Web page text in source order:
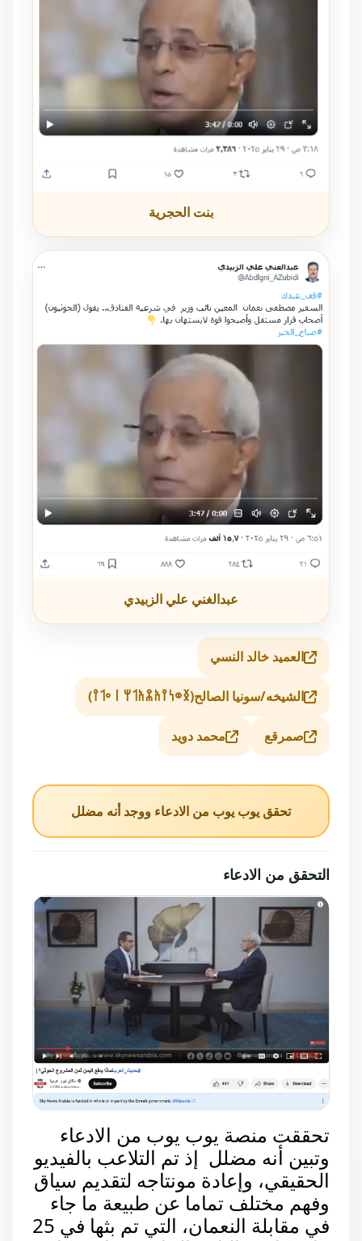
بنت الحجرية
عبدالغني علي الزبيدي
العميد خالد النسي
الشيخه/سونيا الصالح(𐩯𐩥𐩬𐩺𐩱𐩮𐩱𐩡𐩢 𐩽 𐩲𐩡𐩺)
صمرقع محمد دويد
تحقق يوب يوب من الادعاء ووجد أنه مضلل
التحقق من الادعاء
تحققت منصة يوب يوب من الادعاء
وتبين أنه مضلل إذ تم التلاعب بالفيديو
الحقيقي، وإعادة مونتاجه لتقديم سياق
وفهم مختلف تماما عن طبيعة ما جاء
في مقابلة النعمان،
التي تم بثها في 25